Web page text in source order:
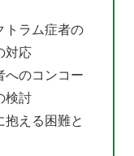
トラム症者の
対応
へのコンコー
検討
える困難と